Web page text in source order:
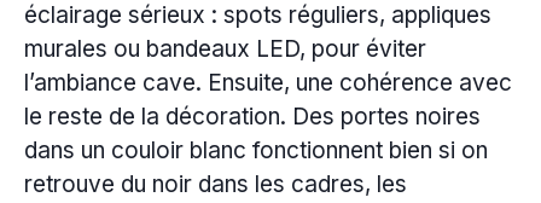
éclairage sérieux : spots réguliers, appliques
murales ou bandeaux LED, pour éviter
l’ambiance cave. Ensuite, une cohérence avec
le reste de la décoration. Des portes noires
dans un couloir blanc fonctionnent bien si on
retrouve du noir dans les cadres, les